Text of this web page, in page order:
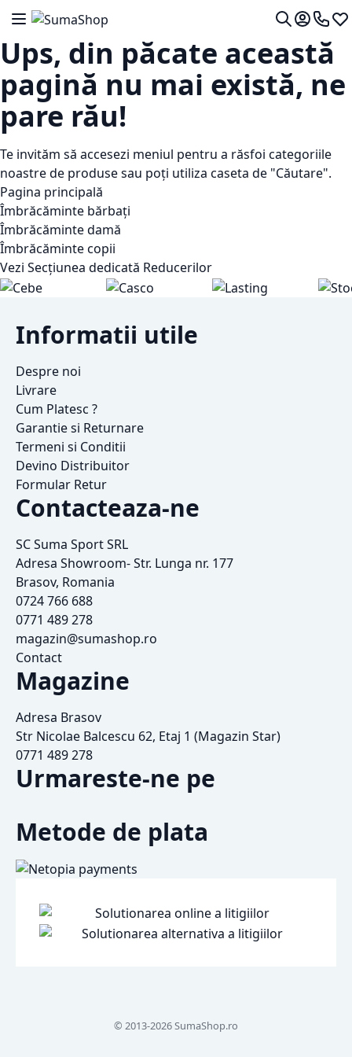
Mergeti la Continut
Comutare în navigare
Contul
0724
Ups, din păcate această
pagină nu mai există, ne
pare rău!
Te invităm să accesezi meniul pentru a răsfoi categoriile
noastre de produse sau poți utiliza caseta de "Căutare".
Pagina principală
Îmbrăcăminte bărbați
Îmbrăcăminte damă
Îmbrăcăminte copii
Vezi Secțiunea dedicată Reducerilor
Informatii utile
Despre noi
Livrare
Cum Platesc ?
Garantie si Returnare
Termeni si Conditii
Devino Distribuitor
Formular Retur
Contacteaza-ne
SC Suma Sport SRL
Adresa Showroom- Str. Lunga nr. 177
Brasov, Romania
0724 766 688
0771 489 278
magazin@sumashop.ro
Contact
Magazine
Adresa Brasov
Str Nicolae Balcescu 62, Etaj 1 (Magazin Star)
0771 489 278
Urmareste-ne pe
Metode de plata
© 2013-2026 SumaShop.ro